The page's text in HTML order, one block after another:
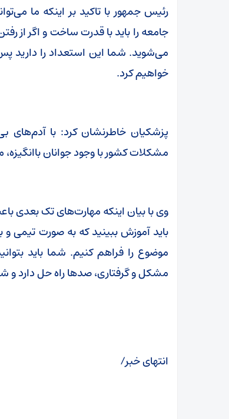
رئیس جمهور با تاکید بر اینکه ما
جامعه را باید با قدرت ساخت و اگر از
می‌شوید. شما این استعداد را دارید
خواهیم کرد.
پزشکیان خاطرنشان کرد: با آدم‌های
مشکلات کشور با وجود جوانان
وی با بیان اینکه مهارت‌های تک بعدی
باید آموزش ببینید که به صورت تیمی
موضوع را فراهم کنیم. شما باید
مشکل و گرفتاری، صدها راه حل دارد و
انتهای خبر/